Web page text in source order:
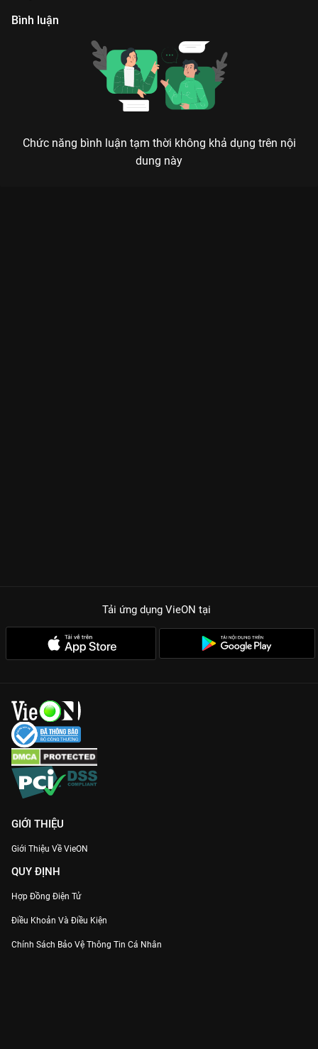
Bình luận
Chức năng bình luận tạm thời không khả dụng trên nội
dung này
Tải ứng dụng VieON tại
GIỚI THIỆU
Giới Thiệu Về VieON
QUY ĐỊNH
Hợp Đồng Điện Tử
Điều Khoản Và Điều Kiện
Chính Sách Bảo Vệ Thông Tin Cá Nhân